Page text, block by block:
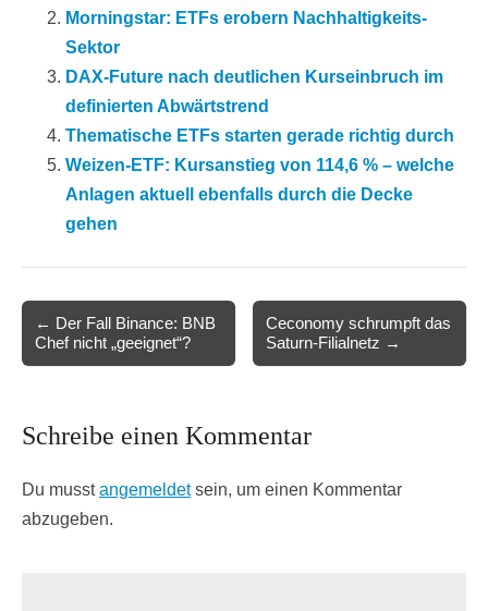
Morningstar: ETFs erobern Nachhaltigkeits-
Sektor
DAX-Future nach deutlichen Kurseinbruch im
definierten Abwärtstrend
Thematische ETFs starten gerade richtig durch
Weizen-ETF: Kursanstieg von 114,6 % – welche
Anlagen aktuell ebenfalls durch die Decke
gehen
navigation
← Der Fall Binance: BNB
Chef nicht „geeignet“?
Ceconomy schrumpft das
Saturn-Filialnetz →
Schreibe einen Kommentar
Du musstangemeldetsein, um einen Kommentar
abzugeben.